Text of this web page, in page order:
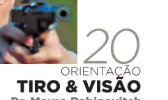
em latinha, quebrar prato no
papel e papelão. Ainda que,
eventualmente ter um outro
Uma questão dada a
premência seja imposta pela
e do futuro, seguindo,
de conduta diversa.